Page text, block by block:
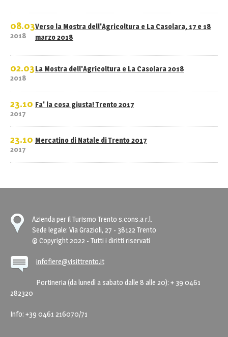
08.03
2018
Verso la Mostra dell'Agricoltura e La Casolara, 17 e 18
marzo 2018
02.03
2018
La Mostra dell'Agricoltura e La Casolara 2018
23.10
2017
Fa' la cosa giusta! Trento 2017
23.10
2017
Mercatino di Natale di Trento 2017
Azienda per il Turismo Trento s.cons.a r.l.
Sede legale: Via Grazioli, 27 - 38122 Trento
© Copyright 2022 - Tutti i diritti riservati
infofiere@visittrento.it
Portineria (da lunedì a sabato dalle 8 alle 20): + 39 0461
282320
Info: +39 0461 216070/71